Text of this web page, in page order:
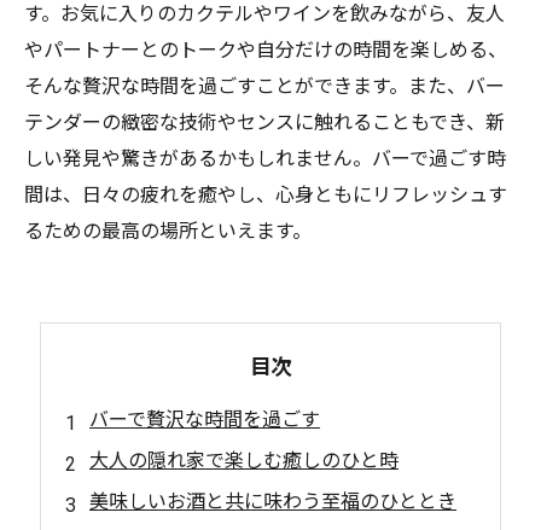
す。お気に入りのカクテルやワインを飲みながら、友人
やパートナーとのトークや自分だけの時間を楽しめる、
そんな贅沢な時間を過ごすことができます。また、バー
テンダーの緻密な技術やセンスに触れることもでき、新
しい発見や驚きがあるかもしれません。バーで過ごす時
間は、日々の疲れを癒やし、心身ともにリフレッシュす
るための最高の場所といえます。
目次
バーで贅沢な時間を過ごす
大人の隠れ家で楽しむ癒しのひと時
美味しいお酒と共に味わう至福のひととき